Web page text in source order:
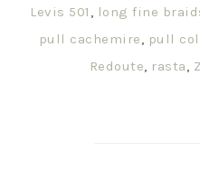
Levis 501 , long fine
pull cachemire, pull
Redoute, rasta,